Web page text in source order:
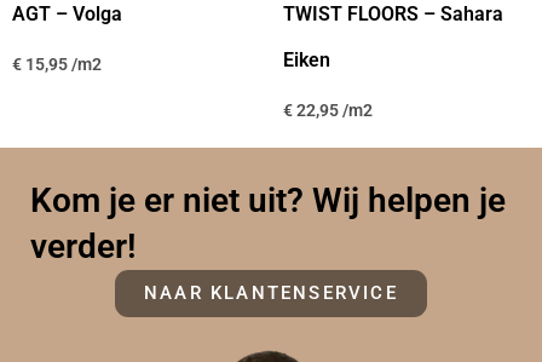
AGT – Volga
€ 15,95
TWIST FLOORS – Sahara
Eiken
€22,95
Kom je er niet uit? Wij helpen je
verder!
NAAR KLANTENSERVICE